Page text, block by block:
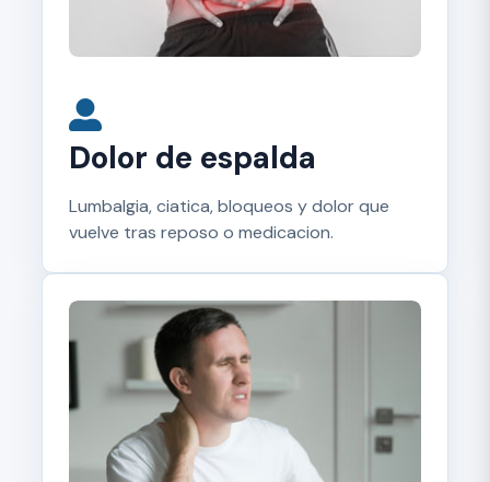
Dolor de espalda
Lumbalgia, ciatica, bloqueos y dolor que
vuelve tras reposo o medicacion.